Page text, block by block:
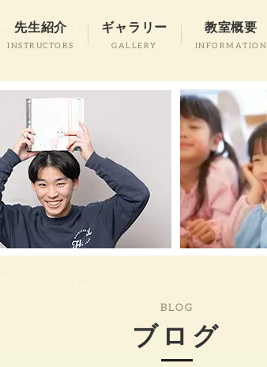
先生紹介
INSTRUCTORS
ギャラリー
GALLERY
教室概要
INFORMATION
BLOG
ブログ